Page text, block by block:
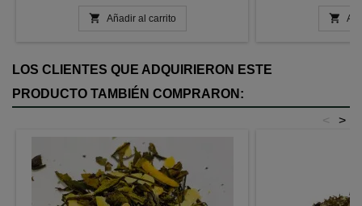
 Añadir al carrito 
LOS CLIENTES QUE ADQUIRIERON ESTE
PRODUCTO TAMBIÉN COMPRARON:
>
<